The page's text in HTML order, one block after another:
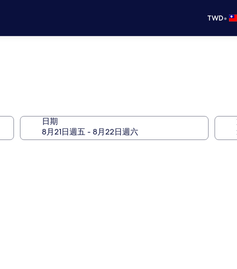
TWD•
日期